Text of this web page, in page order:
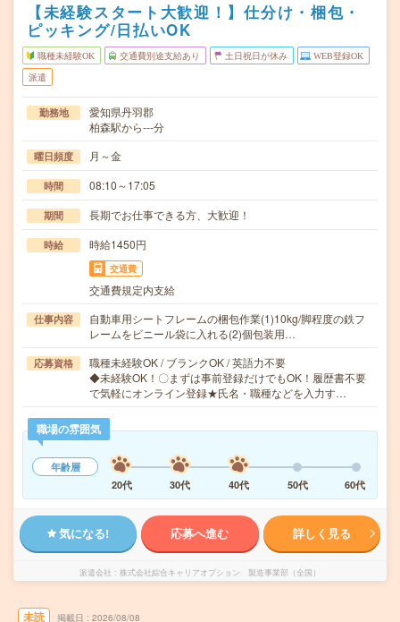
【未経験スタート大歓迎！】仕分け・梱包・
ピッキング/日払いOK
職種未経験OK 交通費別途支給あり 土日祝日が休み WEB登録OK
派遣
勤務地
愛知県丹羽郡
柏森駅から---分
曜日頻度 月～金
時間 08:10～17:05
期間 長期でお仕事できる方、大歓迎！
時給 時給1450円
交通費
交通費規定内支給
仕事内容
自動車用シートフレームの梱包作業(1)10kg/脚程度の鉄フ
レームをビニール袋に入れる(2)個包装用…
応募資格
職種未経験OK / ブランクOK / 英語力不要
◆未経験OK！〇まずは事前登録だけでもOK！履歴書不要
で気軽にオンライン登録★氏名・職種などを入力す…
職場の雰囲気
年齢層
20代
30代 40代 50代 60代
気になる! 応募へ進む 詳しく見る
派遣会社 株式会社綜合キャリアオプション 製造事業部（全国）
未読 掲載日 2026/08/08